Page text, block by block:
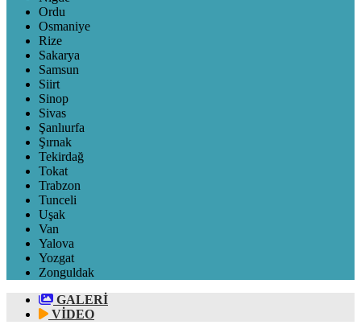
Ordu
Osmaniye
Rize
Sakarya
Samsun
Siirt
Sinop
Sivas
Şanlıurfa
Şırnak
Tekirdağ
Tokat
Trabzon
Tunceli
Uşak
Van
Yalova
Yozgat
Zonguldak
GALERİ
VİDEO